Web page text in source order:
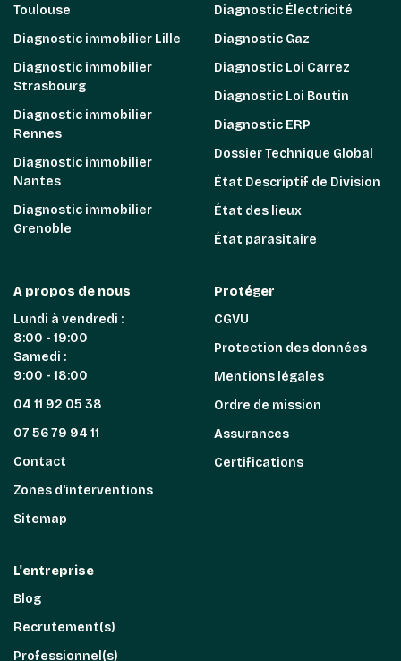
Toulouse
Diagnostic immobilier Lille
Diagnostic immobilier
Strasbourg
Diagnostic immobilier
Rennes
Diagnostic immobilier
Nantes
Diagnostic immobilier
Grenoble
Diagnostic Électricité
Diagnostic Gaz
Diagnostic Loi Carrez
Diagnostic Loi Boutin
Diagnostic ERP
Dossier Technique Global
État Descriptif de Division
État des lieux
État parasitaire
A propos de nous
Lundi à vendredi :
8:00 - 19:00
Samedi :
9:00 - 18:00
04 11 92 05 38
07 56 79 94 11
Contact
Zones d'interventions
Sitemap
Protéger
CGVU
Protection des données
Mentions légales
Ordre de mission
Assurances
Certifications
L'entreprise
Blog
Recrutement(s)
Professionnel(s)